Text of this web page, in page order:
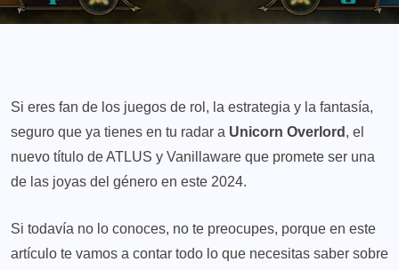
Si eres fan de los juegos de rol, la estrategia y la fantasía,
seguro que ya tienes en tu radar a Unicorn Overlord , el
nuevo título de ATLUS y Vanillaware que promete ser una
de las joyas del género en este 2024.
Si todavía no lo conoces, no te preocupes, porque en este
artículo te vamos a contar todo lo que necesitas saber sobre